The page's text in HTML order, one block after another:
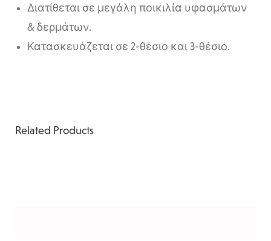
Διατίθεται σε μεγάλη ποικιλία υφασμάτων
& δερμάτων.
Κατασκευάζεται σε 2-θέσιο και 3-θέσιο.
Related Products